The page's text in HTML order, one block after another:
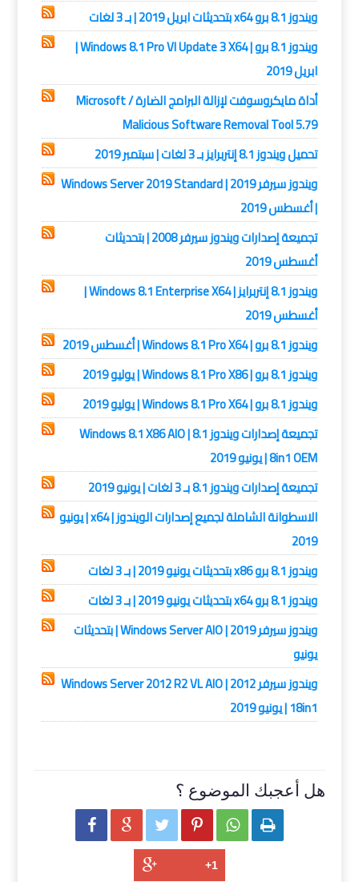
ويندوز 8.1 برو x64 بتحديثات ابريل 2019 | بـ 3 لغات
ويندوز 8.1 برو | Windows 8.1 Pro Vl Update 3 X64 |
ابريل 2019
أداة مايكروسوفت لإزالة البرامج الضارة / Microsoft
Malicious Software Removal Tool 5.79
تحميل ويندوز 8.1 إنتربرايز بـ 3 لغات | سبتمبر 2019
ويندوز سيرفر 2019 | Windows Server 2019 Standard
| أغسطس 2019
تجميعة إصدارات ويندوز سيرفر 2008 | بتحديثات
أغسطس 2019
ويندوز 8.1 إنتربرايز | Windows 8.1 Enterprise X64 |
أغسطس 2019
ويندوز 8.1 برو | Windows 8.1 Pro X64 | أغسطس 2019
ويندوز 8.1 برو | Windows 8.1 Pro X86 | يوليو 2019
ويندوز 8.1 برو | Windows 8.1 Pro X64 | يوليو 2019
تجميعة إصدارات ويندوز 8.1 | Windows 8.1 X86 AIO
8in1 OEM | يونيو 2019
تجميعة إصدارات ويندوز 8.1 بـ 3 لغات | يونيو 2019
الاسطوانة الشاملة لجميع إصدارات الويندوز | x64 | يونيو
2019
ويندوز 8.1 برو x86 بتحديثات يونيو 2019 | بـ 3 لغات
ويندوز 8.1 برو x64 بتحديثات يونيو 2019 | بـ 3 لغات
ويندوز سيرفر 2019 | Windows Server AIO | بتحديثات
يونيو
ويندوز سيرفر 2012 | Windows Server 2012 R2 VL AIO
18in1 | يونيو 2019
هل أعجبك الموضوع ؟
     